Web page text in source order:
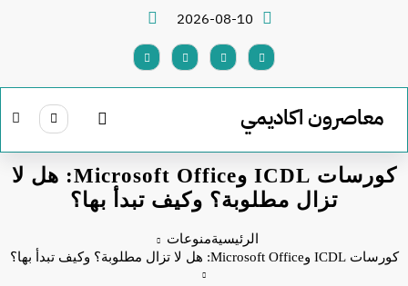
2026-08-10
معاصرون اكاديمي
كورسات ICDL وMicrosoft Office: هل لا
تزال مطلوبة؟ وكيف تبدأ بها؟
الرئيسيةمنوعات
كورسات ICDL وMicrosoft Office: هل لا تزال مطلوبة؟ وكيف تبدأ بها؟